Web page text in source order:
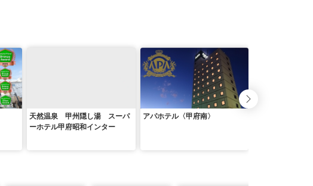
天然温泉 甲州隠し湯 スーパ
ーホテル甲府昭和インター
アパホテル〈甲府南〉